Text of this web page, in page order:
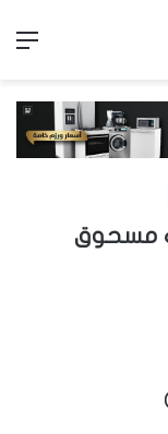
عام) تشرب مسحوق